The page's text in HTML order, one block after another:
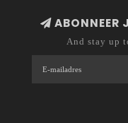
ABONNEER
And stay up